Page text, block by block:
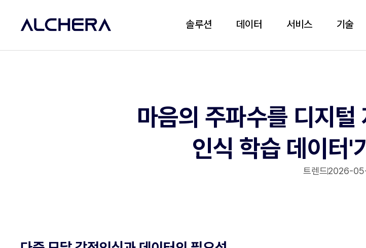
솔루션 데이터 서비스 기술
마음의 주파수를 디지
인식 학습 데이터'
트렌드2026-